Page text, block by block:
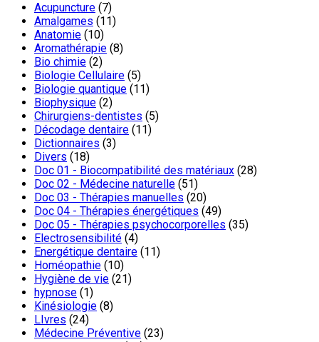
Acupuncture (7)
Amalgames (11)
Anatomie (10)
Aromathérapie (8)
Bio chimie (2)
Biologie Cellulaire (5)
Biologie quantique (11)
Biophysique (2)
Chirurgiens-dentistes (5)
Décodage dentaire (11)
Dictionnaires (3)
Divers (18)
Doc 01 - Biocompatibilité des matériaux (28)
Doc 02 - Médecine naturelle (51)
Doc 03 - Thérapies manuelles (20)
Doc 04 - Thérapies énergétiques (49)
Doc 05 - Thérapies psychocorporelles (35)
Electrosensibilité (4)
Energétique dentaire (11)
Homéopathie (10)
Hygiène de vie (21)
hypnose (1)
Kinésiologie (8)
LIvres (24)
Médecine Préventive (23)